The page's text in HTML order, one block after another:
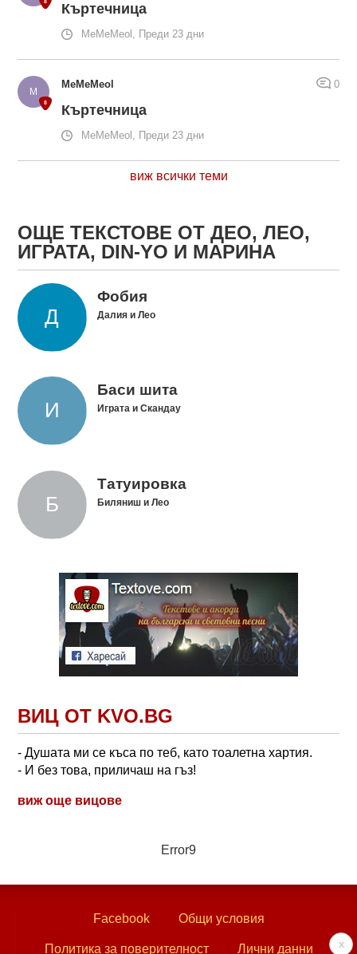
Къртечница
MeMeMeol, Преди 23 дни
MeMeMeol 0
Къртечница
MeMeMeol, Преди 23 дни
виж всички теми
ОЩЕ ТЕКСТОВЕ ОТ ДЕО, ЛЕО,
ИГРАТА, DIN-YO И МАРИНА
Фобия
Далия и Лео
Баси шита
Играта и Скандау
Татуировка
Биляниш и Лео
ВИЦ ОТ KVO.BG
- Душата ми се къса по теб, като тоалетна хартия.
- И без това, приличаш на гъз!
виж още вицове
Error9
x
Facebook Общи условия
Политика за поверителност Лични данни